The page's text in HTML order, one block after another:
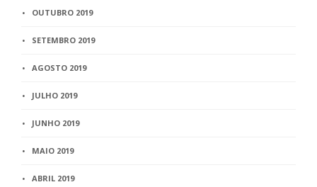
OUTUBRO 2019
SETEMBRO 2019
AGOSTO 2019
JULHO 2019
JUNHO 2019
MAIO 2019
ABRIL 2019